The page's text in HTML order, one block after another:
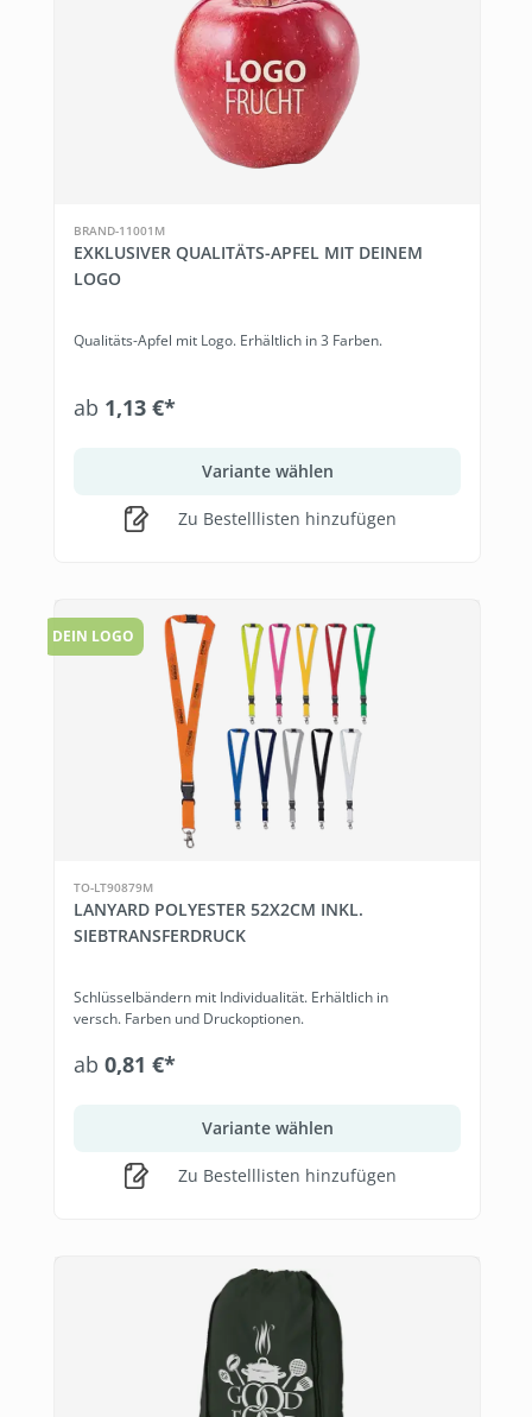
BRAND-11001M
EXKLUSIVER QUALITÄTS-APFEL MIT DEINEM
LOGO
Qualitäts-Apfel mit Logo. Erhältlich in 3 Farben.
ab 1,13 €*
Variante wählen
Zu Bestelllisten hinzufügen
DEIN LOGO
TO-LT90879M
LANYARD POLYESTER 52X2CM INKL.
SIEBTRANSFERDRUCK
Schlüsselbändern mit Individualität. Erhältlich in
versch. Farben und Druckoptionen.
ab 0,81 €*
Variante wählen
Zu Bestelllisten hinzufügen